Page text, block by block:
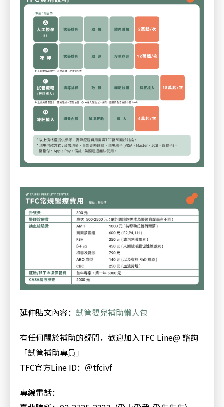
延伸貼文內容： 試管嬰兒補助懶人包
有任何關於補助的疑問，歡迎加入TFC Line@ 諮詢
「試管補助專員」
TFC官方Line ID：＠tfcivf
專線電話：